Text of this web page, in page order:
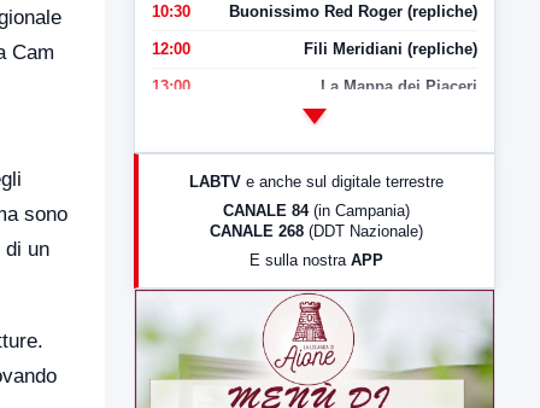
Cam
sono
di un
10:30 Buonissimo Red Roger (repliche)
12:00 Fili Meridiani (repliche)
13:00 La Mappa dei Piaceri
LabNews (Diretta)
LabNews (replica)
LABTV e anche sul digitale terrestre
CANALE 84 (in Campania)
CANALE 268 (DDT Nazionale)
E sulla nostra APP